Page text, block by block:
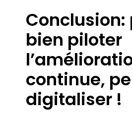
Conclusion:
bien piloter
continue,
digitaliser !